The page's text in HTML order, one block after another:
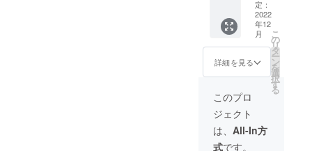
た商品を常
に探してお
ります。
海外には日
見ぬ良い物
が沢山あ
り、そんな
商品を日本
L 全
セット
定価
53,000
円 →
29,150
円
（税・
送料
込） 配
送時
期：
2022年
12月初
定：
2022
年12
月
詳細を見る
こ
の
リ
タ
ー
ン
を
選
択
す
る
このプロ
ジェクト
は、 All-In方
式です。